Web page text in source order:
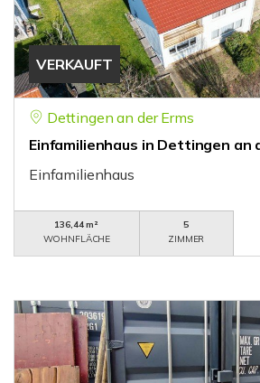
VERKAUFT
Dettingen an der Erms
Einfamilienhaus in Dettingen an
Einfamilienhaus
136,44 m²
WOHNFLÄCHE
5
ZIMMER